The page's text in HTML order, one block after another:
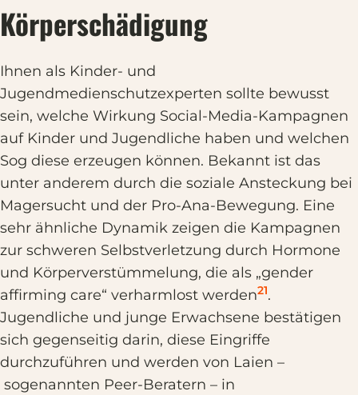
Körperschädigung
Ihnen als Kinder- und
Jugendmedienschutzexperten sollte bewusst
sein, welche Wirkung Social-Media-Kampagnen
auf Kinder und Jugendliche haben und welchen
Sog diese erzeugen können. Bekannt ist das
unter anderem durch die soziale Ansteckung bei
Magersucht und der Pro-Ana-Bewegung. Eine
sehr ähnliche Dynamik zeigen die Kampagnen
zur schweren Selbstverletzung durch Hormone
und Körperverstümmelung, die als „gender
affirming care“ verharmlost werden21.
Jugendliche und junge Erwachsene bestätigen
sich gegenseitig darin, diese Eingriffe
durchzuführen und werden von Laien –
sogenannten Peer-Beratern – in